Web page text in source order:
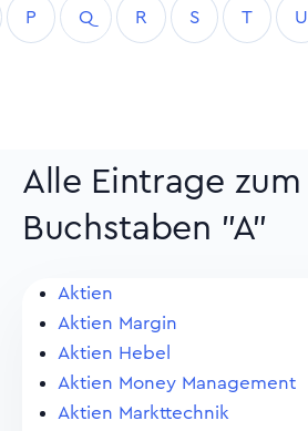
P Q R S T U
Alle Eintrage zum
Buchstaben "A"
Aktien
Aktien Margin
Aktien Hebel
Aktien Money Management
Aktien Markttechnik